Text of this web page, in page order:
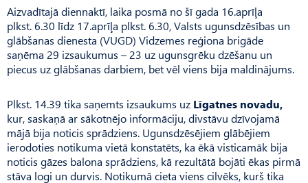
Aizvadītajā diennaktī, laika posmā no šī gada 16.aprīļa
plkst. 6.30 līdz 17.aprīļa plkst. 6.30, Valsts ugunsdzēsības un
glābšanas dienesta (VUGD) Vidzemes reģiona brigāde
saņēma 29 izsaukumus – 23 uz ugunsgrēku dzēšanu un
piecus uz glābšanas darbiem, bet vēl viens bija maldinājums.
Plkst. 14.39 tika saņemts izsaukums uz Līgatnes novadu,
kur, saskaņā ar sākotnējo informāciju, divstāvu dzīvojamā
mājā bija noticis sprādziens. Ugunsdzēsējiem glābējiem
ierodoties notikuma vietā konstatēts, ka ēkā visticamāk bija
noticis gāzes balona sprādziens, kā rezultātā bojāti ēkas pirmā
stāva logi un durvis. Notikumā cieta viens cilvēks, kurš tika